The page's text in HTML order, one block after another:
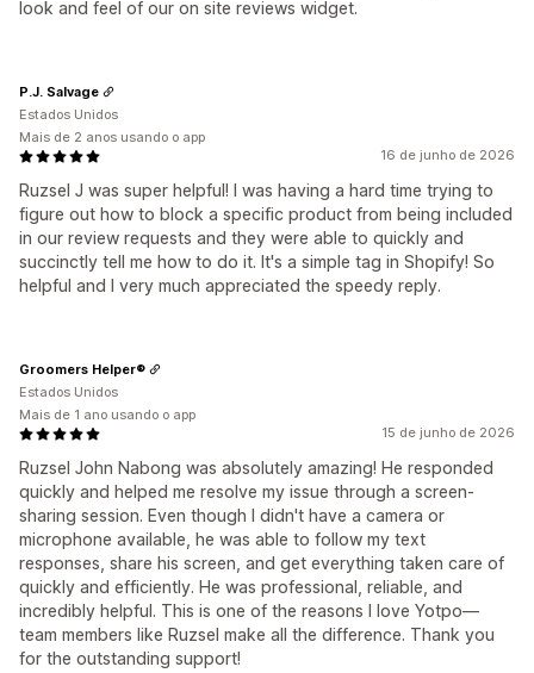
look and feel of our on site reviews widget.
16 de junho de 2026
Ruzsel J was super helpful! I was having a hard time trying to
figure out how to block a specific product from being included
in our review requests and they were able to quickly and
succinctly tell me how to do it. It's a simple tag in Shopify! So
helpful and I very much appreciated the speedy reply.
P.J. Salvage
Estados Unidos
Mais de 2 anos usando o app
15 de junho de 2026
Ruzsel John Nabong was absolutely amazing! He responded
quickly and helped me resolve my issue through a screen-
sharing session. Even though I didn't have a camera or
microphone available, he was able to follow my text
responses, share his screen, and get everything taken care of
quickly and efficiently. He was professional, reliable, and
incredibly helpful. This is one of the reasons I love Yotpo—
team members like Ruzsel make all the difference. Thank you
for the outstanding support!
Groomers Helper®
Estados Unidos
Mais de 1 ano usando o app